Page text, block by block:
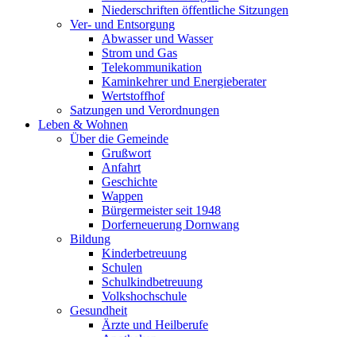
Niederschriften öffentliche Sitzungen
Ver- und Entsorgung
Abwasser und Wasser
Strom und Gas
Telekommunikation
Kaminkehrer und Energieberater
Wertstoffhof
Satzungen und Verordnungen
Leben & Wohnen
Über die Gemeinde
Grußwort
Anfahrt
Geschichte
Wappen
Bürgermeister seit 1948
Dorferneuerung Dornwang
Bildung
Kinderbetreuung
Schulen
Schulkindbetreuung
Volkshochschule
Gesundheit
Ärzte und Heilberufe